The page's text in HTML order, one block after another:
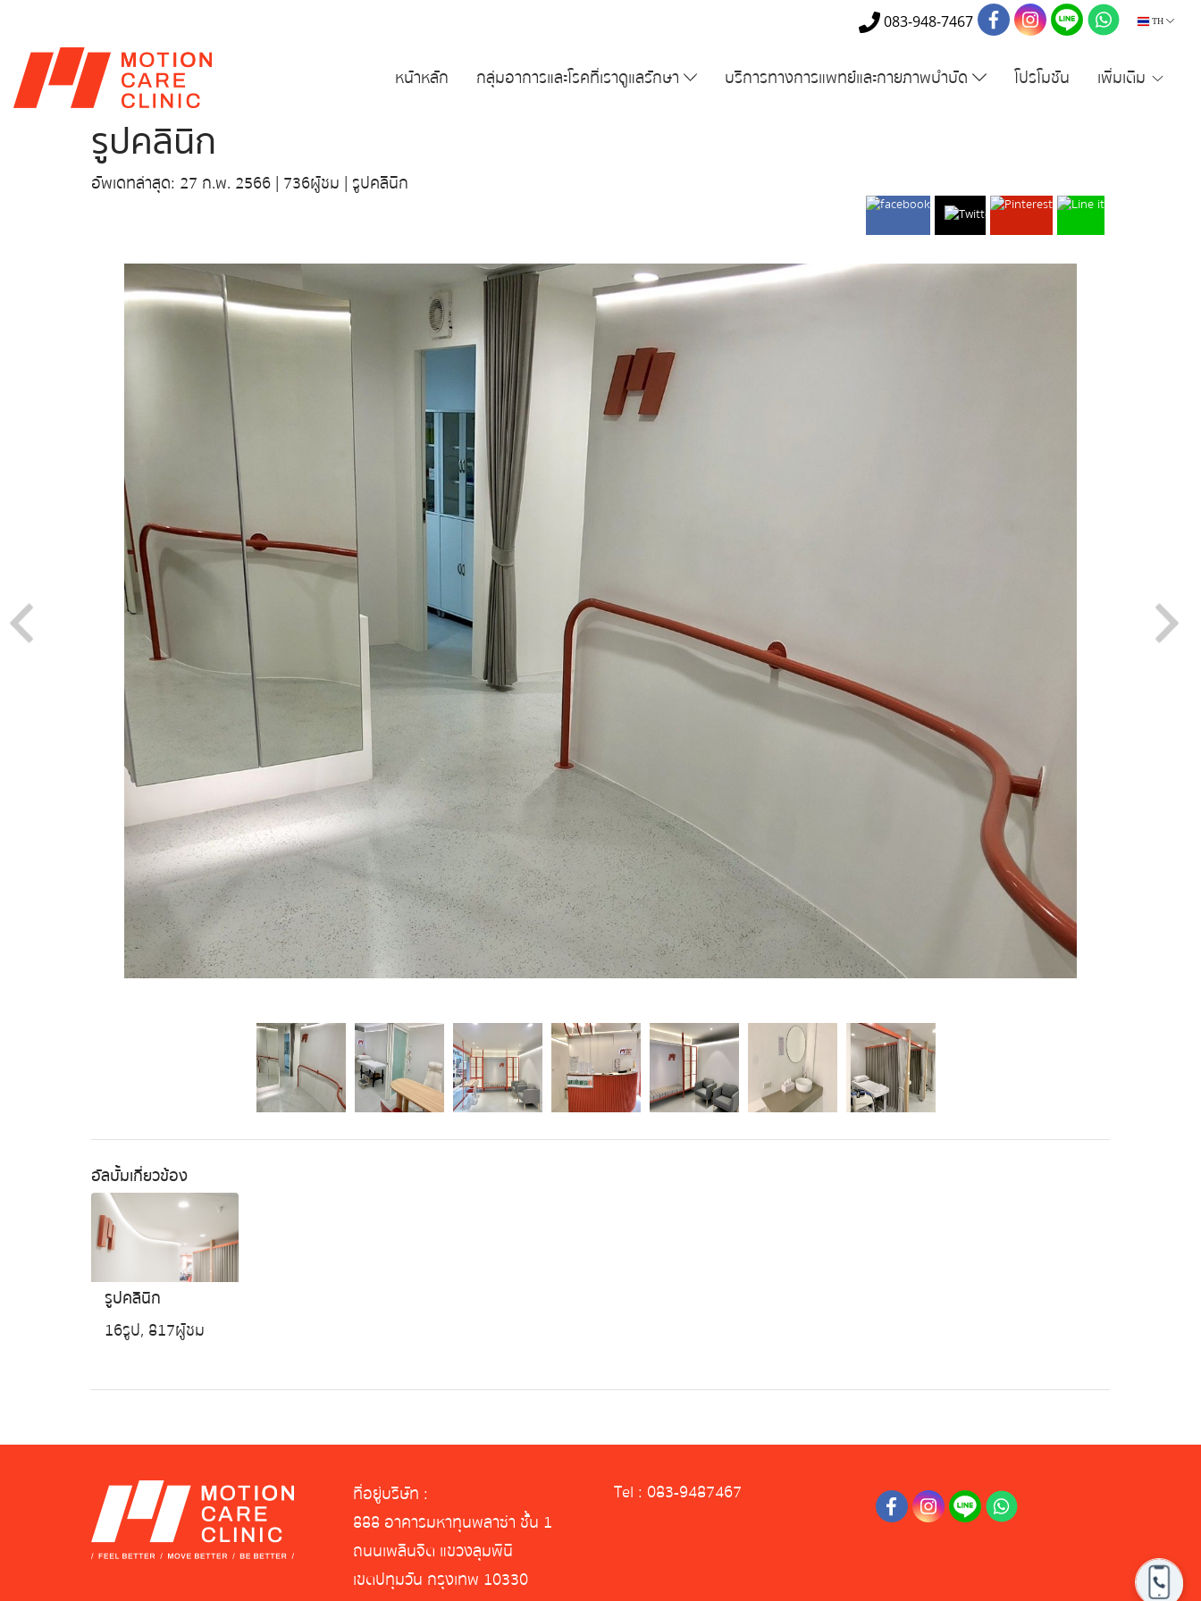
083-948-7467 TH
หน้าหลัก กลุ่มอาการและโรคที่เราดูแลรักษา บริการทางการแพทย์และกายภาพบำบัด โปรโมชัน เพิ่มเติม
รูปคลินิก
อัพเดทล่าสุด: 27 ก.พ. 2566 | 736 ผู้ชม | รูปคลินิก
อัลบั้มเกี่ยวข้อง
รูปคลินิก
16 รูป, 817 ผู้ชม
ที่อยู่บริษัท :
888 อาคารมหาทุนพลาซ่า ชั้น 1
ถนนเพลินจิต แขวงลุมพินี
เขตปทุมวัน กรุงเทพ 10330
Tel : 083-9487467